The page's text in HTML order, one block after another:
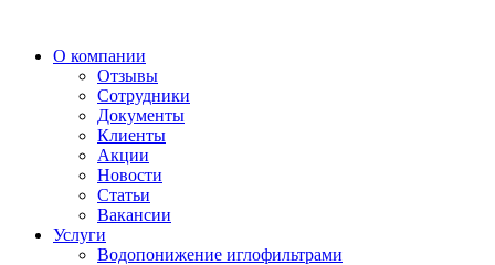
О компании
Отзывы
Сотрудники
Документы
Клиенты
Акции
Новости
Статьи
Вакансии
Услуги
Водопонижение иглофильтрами